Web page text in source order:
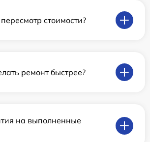
стоимости?
ремонт быстрее?
на выполненные